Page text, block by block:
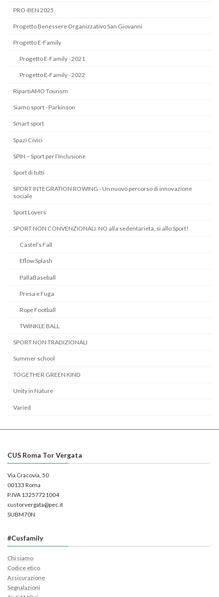
PRO-BEN 2025
Progetto Benessere Organizzativo San Giovanni
Progetto E-Family
Progetto E-Family - 2021
Progetto E-Family - 2022
RipartiAMO Tourism
Siamo sport - Parkinson
Smart sport
Spazi Civici
SPIN – Sport per l’Inclusione
Sport di tutti
SPORT INTEGRATION ROWING - Un nuovo percorso di innovazione
sociale
Sport Lovers
SPORT NON CONVENZIONALI. NO alla sedentarietà, sì allo Sport!
Castel's Fall
Eflow Splash
PallaBaseball
Presa e Fuga
Rope Football
TWINKLE BALL
SPORT NON TRADIZIONALI
Summer school
TOGETHER GREEN KIND
Unity in Nature
Varied
CUS Roma Tor Vergata
Via Cracovia, 50
00133 Roma
P.IVA 13257721004
custorvergata@pec.it
SUBM70N
#Cusfamily
Chi siamo
Codice etico
Assicurazione
Segnalazioni